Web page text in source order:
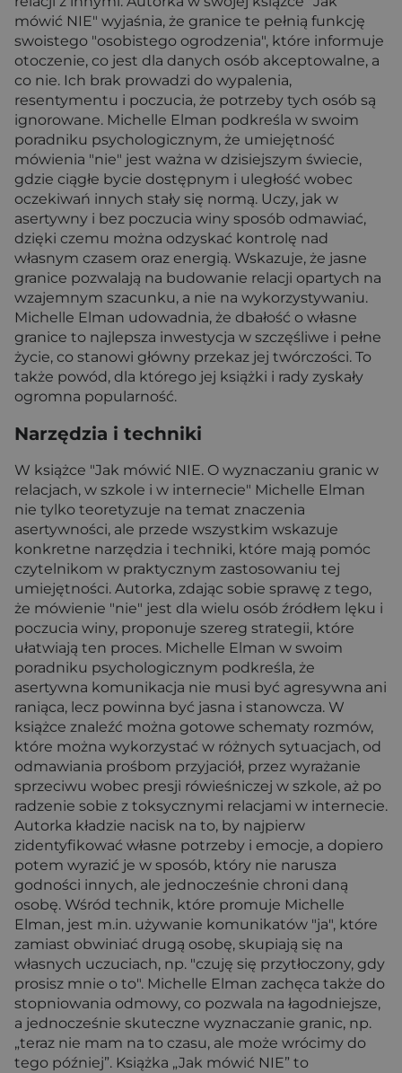
mówić NIE" wyjaśnia, że granice te pełnią funkcję
swoistego "osobistego ogrodzenia", które informuje
otoczenie, co jest dla danych osób akceptowalne, a
co nie. Ich brak prowadzi do wypalenia,
resentymentu i poczucia, że potrzeby tych osób są
ignorowane. Michelle Elman podkreśla w swoim
poradniku psychologicznym, że umiejętność
mówienia "nie" jest ważna w dzisiejszym świecie,
gdzie ciągłe bycie dostępnym i uległość wobec
oczekiwań innych stały się normą. Uczy, jak w
asertywny i bez poczucia winy sposób odmawiać,
dzięki czemu można odzyskać kontrolę nad
własnym czasem oraz energią. Wskazuje, że jasne
granice pozwalają na budowanie relacji opartych na
wzajemnym szacunku, a nie na wykorzystywaniu.
Michelle Elman udowadnia, że dbałość o własne
granice to najlepsza inwestycja w szczęśliwe i pełne
życie, co stanowi główny przekaz jej twórczości. To
także powód, dla którego jej książki i rady zyskały
ogromna popularność.
Narzędzia i techniki
W książce "Jak mówić NIE. O wyznaczaniu granic w
relacjach, w szkole i w internecie" Michelle Elman
nie tylko teoretyzuje na temat znaczenia
asertywności, ale przede wszystkim wskazuje
konkretne narzędzia i techniki, które mają pomóc
czytelnikom w praktycznym zastosowaniu tej
umiejętności. Autorka, zdając sobie sprawę z tego,
że mówienie "nie" jest dla wielu osób źródłem lęku i
poczucia winy, proponuje szereg strategii, które
ułatwiają ten proces. Michelle Elman w swoim
poradniku psychologicznym podkreśla, że
asertywna komunikacja nie musi być agresywna ani
raniąca, lecz powinna być jasna i stanowcza. W
książce znaleźć można gotowe schematy rozmów,
które można wykorzystać w różnych sytuacjach, od
odmawiania prośbom przyjaciół, przez wyrażanie
sprzeciwu wobec presji rówieśniczej w szkole, aż po
radzenie sobie z toksycznymi relacjami w internecie.
Autorka kładzie nacisk na to, by najpierw
zidentyfikować własne potrzeby i emocje, a dopiero
potem wyrazić je w sposób, który nie narusza
godności innych, ale jednocześnie chroni daną
osobę. Wśród technik, które promuje Michelle
Elman, jest m.in. używanie komunikatów "ja", które
zamiast obwiniać drugą osobę, skupiają się na
własnych uczuciach, np. "czuję się przytłoczony, gdy
prosisz mnie o to". Michelle Elman zachęca także do
stopniowania odmowy, co pozwala na łagodniejsze,
a jednocześnie skuteczne wyznaczanie granic, np.
„teraz nie mam na to czasu, ale może wrócimy do
tego później”. Książka „Jak mówić NIE” to